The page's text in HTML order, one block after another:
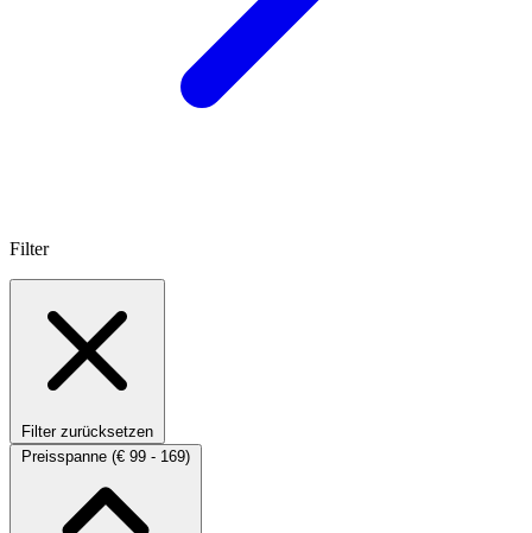
Filter
Filter zurücksetzen
Preisspanne (€ 99 - 169)